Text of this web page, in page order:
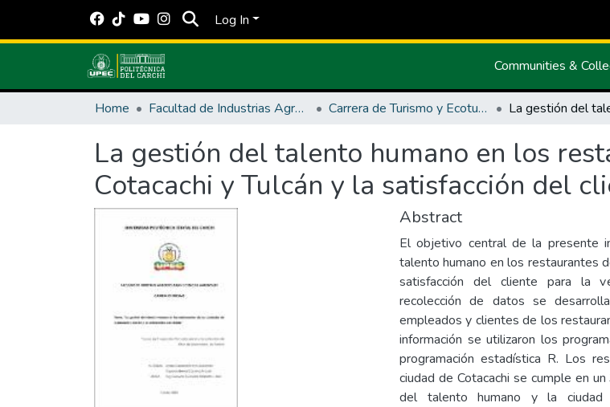
Log In
Communities &
Home Facultad de Industrias Agropecuarias y Ciencias Ambientales Carrera de Turismo y Ecoturimo
La gestión del talento humano en los
Cotacachi y Tulcán y la satisfacción del
Abstract
El objetivo central de la presente
talento humano en los restaurantes
satisfacción del cliente para la
recolección de datos se
empleados y clientes de los
información se utilizaron los
programación estadística R. Los
ciudad de Cotacachi se cumple en
del talento humano y la ciudad